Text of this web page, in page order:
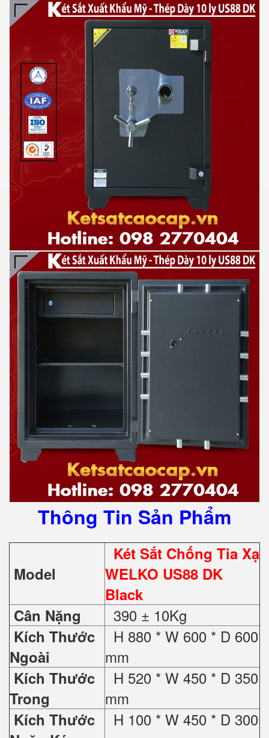
Thông Tin Sản Phẩm
Model
Két Sắt Chống Tia Xạ
WELKO US88 DK
Black
Cân Nặng
390 ± 10Kg
Kích Thước
Ngoài
H 880 * W 600 * D 600
mm
Kích Thước
Trong
H 520 * W 450 * D 350
mm
Kích Thước
H 100 * W 450 * D 300